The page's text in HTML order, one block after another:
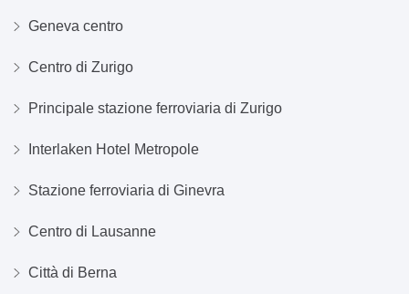
Geneva centro
Centro di Zurigo
Principale stazione ferroviaria di Zurigo
Interlaken Hotel Metropole
Stazione ferroviaria di Ginevra
Centro di Lausanne
Città di Berna